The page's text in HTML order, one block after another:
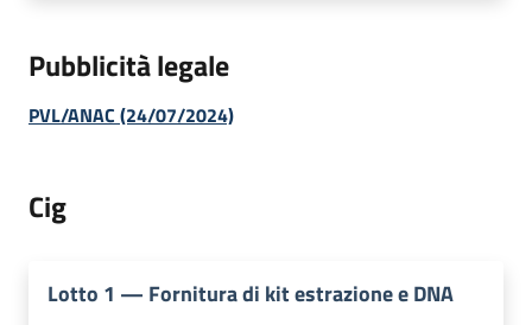
Pubblicità legale
PVL/ANAC (24/07/2024)
Cig
Lotto 1 — Fornitura di kit estrazione e DNA